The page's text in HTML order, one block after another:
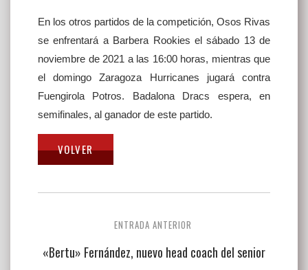
En los otros partidos de la competición, Osos Rivas
se enfrentará a Barbera Rookies el sábado 13 de
noviembre de 2021 a las 16:00 horas, mientras que
el domingo Zaragoza Hurricanes jugará contra
Fuengirola Potros. Badalona Dracs espera, en
semifinales, al ganador de este partido.
de
ENTRADA ANTERIOR
«Bertu» Fernández, nuevo head coach del senior